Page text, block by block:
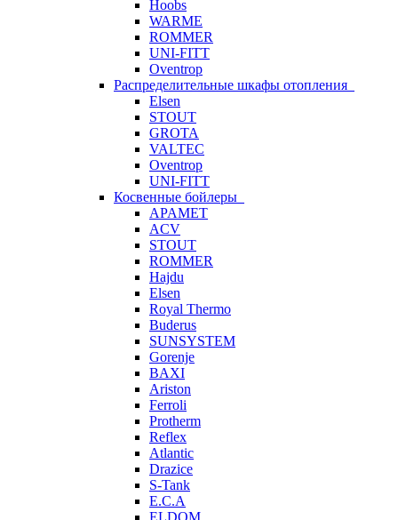
Hoobs
WARME
ROMMER
UNI-FITT
Oventrop
Распределительные шкафы отопления
Elsen
STOUT
GROTA
VALTEC
Oventrop
UNI-FITT
Косвенные бойлеры
APAMET
ACV
STOUT
ROMMER
Hajdu
Elsen
Royal Thermo
Buderus
SUNSYSTEM
Gorenje
BAXI
Ariston
Ferroli
Protherm
Reflex
Atlantic
Drazice
S-Tank
E.C.A
ELDOM